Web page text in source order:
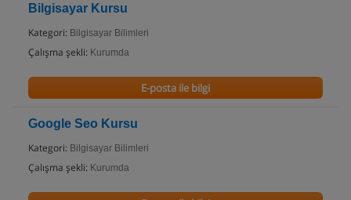
Bilgisayar Kursu
Kategori: Bilgisayar Bilimleri
Çalışma şekli: Kurumda
E-posta ile bilgi
Google Seo Kursu
Kategori: Bilgisayar Bilimleri
Çalışma şekli: Kurumda